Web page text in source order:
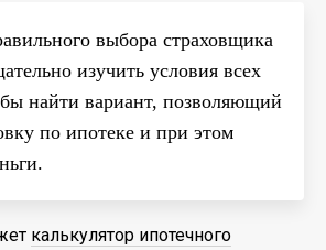
выбора страховщика
изучить условия всех
найти вариант, позволяющий
по ипотеке и при этом
калькулятор ипотечного